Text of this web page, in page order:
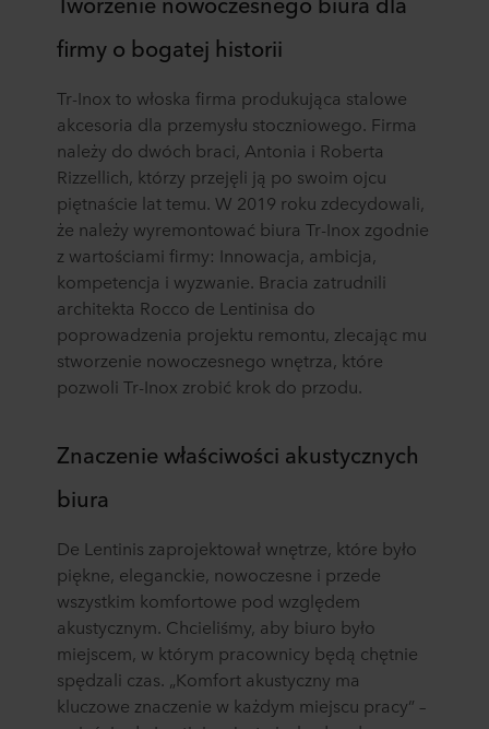
firmy o bogatej historii
Tr-Inox to włoska firma produkująca stalowe
akcesoria dla przemysłu stoczniowego. Firma
należy do dwóch braci, Antonia i Roberta
Rizzellich, którzy przejęli ją po swoim ojcu
piętnaście lat temu. W 2019 roku zdecydowali,
że należy wyremontować biura Tr-Inox zgodnie
z wartościami firmy: Innowacja, ambicja,
kompetencja i wyzwanie. Bracia zatrudnili
architekta Rocco de Lentinisa do
poprowadzenia projektu remontu, zlecając mu
stworzenie nowoczesnego wnętrza, które
pozwoli Tr-Inox zrobić krok do przodu.
Znaczenie właściwości akustycznych
biura
De Lentinis zaprojektował wnętrze, które było
piękne, eleganckie, nowoczesne i przede
wszystkim komfortowe pod względem
akustycznym. Chcieliśmy, aby biuro było
miejscem, w którym pracownicy będą chętnie
spędzali czas. „Komfort akustyczny ma
kluczowe znaczenie w każdym miejscu pracy” –